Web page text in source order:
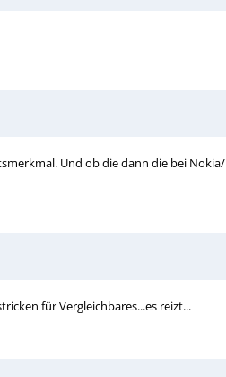
Und ob die dann die bei
für Vergleichbares...es reizt...